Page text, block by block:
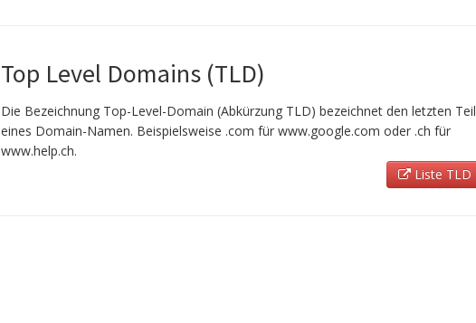
Top Level Domains (TLD)
Die Bezeichnung Top-Level-Domain (Abkürzung TLD) bezeichnet den letzten Teil
eines Domain-Namen. Beispielsweise .com für www.google.com oder .ch für
www.help.ch.
Liste TLD